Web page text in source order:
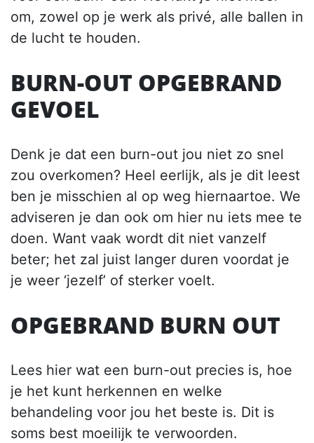
om, zowel op je werk als privé, alle ballen in
de lucht te houden.
BURN-OUT OPGEBRAND
GEVOEL
Denk je dat een burn-out jou niet zo snel
zou overkomen? Heel eerlijk, als je dit leest
ben je misschien al op weg hiernaartoe. We
adviseren je dan ook om hier nu iets mee te
doen. Want vaak wordt dit niet vanzelf
beter; het zal juist langer duren voordat je
je weer ‘jezelf’ of sterker voelt.
OPGEBRAND BURN OUT
Lees hier wat een burn-out precies is, hoe
je het kunt herkennen en welke
behandeling voor jou het beste is. Dit is
soms best moeilijk te verwoorden.